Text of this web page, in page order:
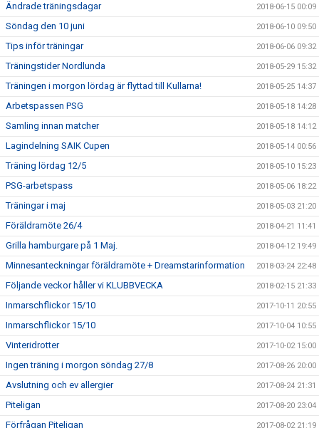
Ändrade träningsdagar 2018-06-15 00:09
Söndag den 10 juni 2018-06-10 09:50
Tips inför träningar 2018-06-06 09:32
Träningstider Nordlunda 2018-05-29 15:32
Träningen i morgon lördag är flyttad till Kullarna! 2018-05-25 14:37
Arbetspassen PSG 2018-05-18 14:28
Samling innan matcher 2018-05-18 14:12
Lagindelning SAIK Cupen 2018-05-14 00:56
Träning lördag 12/5 2018-05-10 15:23
PSG-arbetspass 2018-05-06 18:22
Träningar i maj 2018-05-03 21:20
Föräldramöte 26/4 2018-04-21 11:41
Grilla hamburgare på 1 Maj. 2018-04-12 19:49
Minnesanteckningar föräldramöte + Dreamstarinformation 2018-03-24 22:48
Följande veckor håller vi KLUBBVECKA 2018-02-15 21:33
Inmarschflickor 15/10 2017-10-11 20:55
Inmarschflickor 15/10 2017-10-04 10:55
Vinteridrotter 2017-10-02 15:00
Ingen träning i morgon söndag 27/8 2017-08-26 20:00
Avslutning och ev allergier 2017-08-24 21:31
Piteligan 2017-08-20 23:04
Förfrågan Piteligan 2017-08-02 21:19